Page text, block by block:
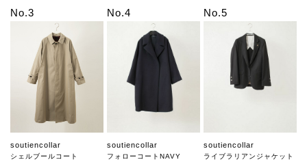
No.3
soutiencollar
シェルブールコート
No.4
soutiencollar
フォローコートNAVY
No.5
soutiencollar
ライブラリアンジャケット